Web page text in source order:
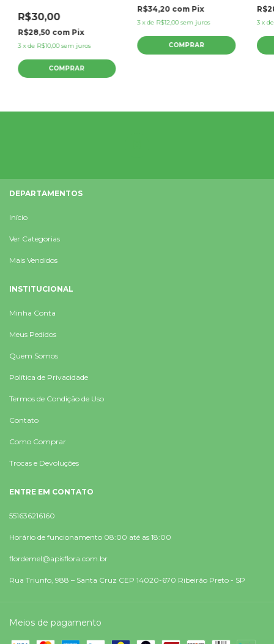
R$30,00
R$28,50 com Pix
3 xde R$10,00 sem juros
R$34,20 com Pix
3 xde R$12,00 sem juros 3 x
DEPARTAMENTOS
Início
Ver Categorias
Mais Vendidos
INSTITUCIONAL
Minha Conta
Meus Pedidos
Quem Somos
Política de Privacidade
Termos de Condição de Uso
Contato
Como Comprar
Trocas e Devoluções
ENTRE EM CONTATO
551636216160
Horário de funcionamento 08:00 até as 18:00
flordemel@apisflora.com.br
Rua Triunfo, 988 – Santa Cruz CEP 14020-670 Ribeirão Preto - SP
Meios de pagamento